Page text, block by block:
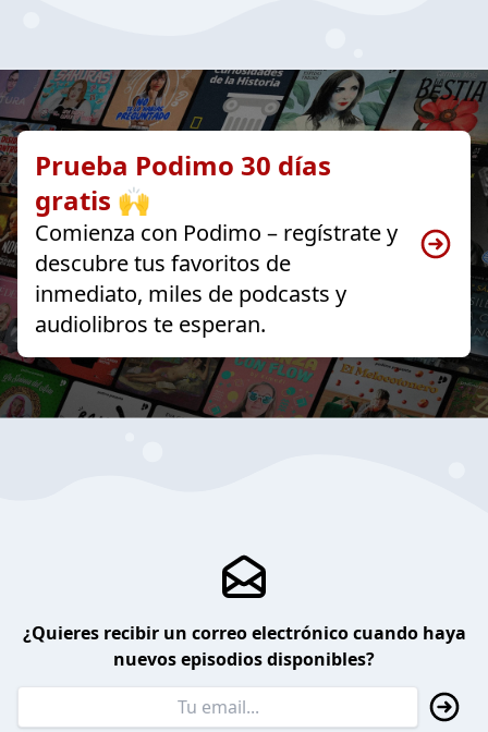
Prueba Podimo 30 días
gratis 🙌
Comienza con Podimo – regístrate y
descubre tus favoritos de
inmediato, miles de podcasts y
audiolibros te esperan.
¿Quieres recibir un correo electrónico cuando haya
nuevos episodios disponibles?